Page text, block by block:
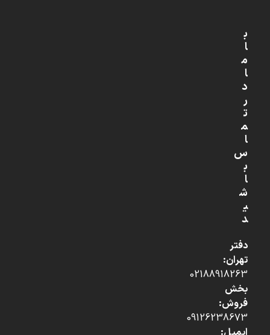
ب
ا
م
ا
د
ر
ت
م
ا
س
ب
ا
ش
ی
د
دفتر
تهران:
02188918263
بخش
فروش:
09126238673